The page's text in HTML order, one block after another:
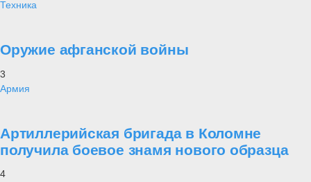
Техника
Оружие афганской войны
3
Армия
Артиллерийская бригада в Коломне
получила боевое знамя нового образца
4